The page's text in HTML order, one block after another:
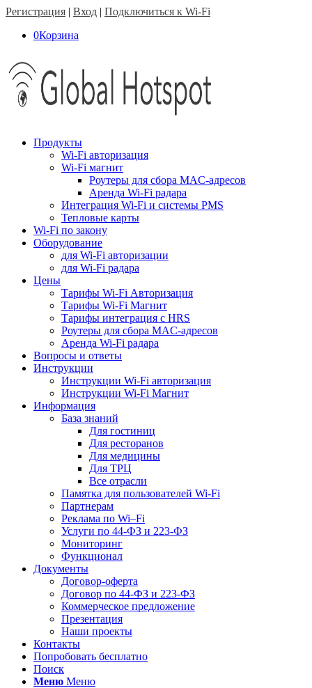
Регистрация | Вход | Подключиться к Wi-Fi
0Корзина
Продукты
Wi-Fi авторизация
Wi-Fi магнит
Роутеры для сбора MAC-адресов
Аренда Wi-Fi радара
Интеграция Wi-Fi и системы PMS
Тепловые карты
Wi-Fi по закону
Оборудование
для Wi-Fi авторизации
для Wi-Fi радара
Цены
Тарифы Wi-Fi Авторизация
Тарифы Wi-Fi Магнит
Тарифы интеграция с HRS
Роутеры для сбора MAC-адресов
Аренда Wi-Fi радара
Вопросы и ответы
Инструкции
Инструкции Wi-Fi авторизация
Инструкции Wi-Fi Магнит
Информация
База знаний
Для гостиниц
Для ресторанов
Для медицины
Для ТРЦ
Все отрасли
Памятка для пользователей Wi-Fi
Партнерам
Реклама по Wi–Fi
Услуги по 44-ФЗ и 223-ФЗ
Мониторинг
Функционал
Документы
Договор-оферта
Договор по 44-ФЗ и 223-ФЗ
Коммерческое предложение
Презентация
Наши проекты
Контакты
Попробовать бесплатно
Поиск
Меню Меню